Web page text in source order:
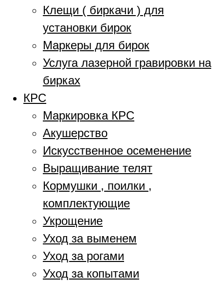
Клещи ( биркачи ) для
установки бирок
Маркеры для бирок
Услуга лазерной гравировки на
бирках
КРС
Маркировка КРС
Акушерство
Искусственное осеменение
Выращивание телят
Кормушки , поилки ,
комплектующие
Укрощение
Уход за выменем
Уход за рогами
Уход за копытами